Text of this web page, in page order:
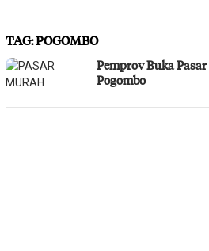
TAG:POGOMBO
Pemprov Buka
Pogombo